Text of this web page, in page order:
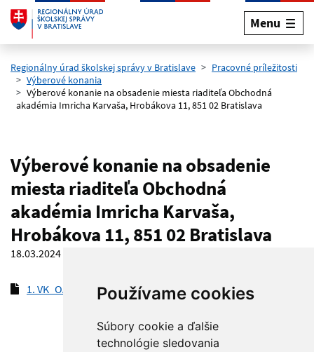
Používame cookies
Súbory cookie a ďalšie
technológie sledovania
Preskočiť na hlavný obsah
Menu
Regionálny úrad školskej správy v Bratislave
Pracovné príležitosti
Výberové konania
Výberové konanie na obsadenie miesta riaditeľa Obchodná
akadémia Imricha Karvaša, Hrobákova 11, 851 02 Bratislava
Výberové konanie na obsadenie
miesta riaditeľa Obchodná
akadémia Imricha Karvaša,
Hrobákova 11, 851 02 Bratislava
18.03.2024
1. VK_OAIKBA, Hrobákova 11, BA-03-2024 (pdf, 174.3 kB)